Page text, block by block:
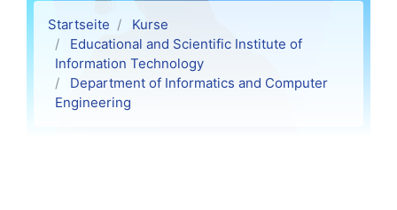
Startseite
Kurse
Educational and Scientific Institute of
Information Technology
Department of Informatics and Computer
Engineering